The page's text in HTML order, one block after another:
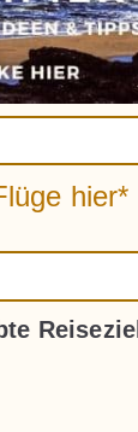
hier*